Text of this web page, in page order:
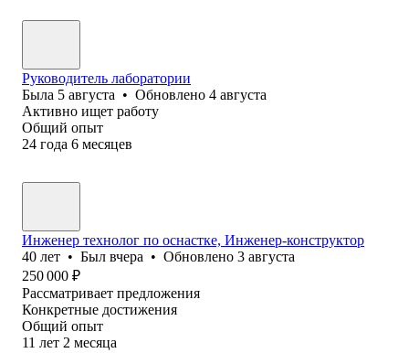
Руководитель лаборатории
Была 5 августа • Обновлено 4 августа
Активно ищет работу
Общий опыт
24 года 6 месяцев
Инженер технолог по оснастке, Инженер-конструктор
40 лет • Был вчера • Обновлено 3 августа
250 000 ₽
Рассматривает предложения
Конкретные достижения
Общий опыт
11 лет 2 месяца